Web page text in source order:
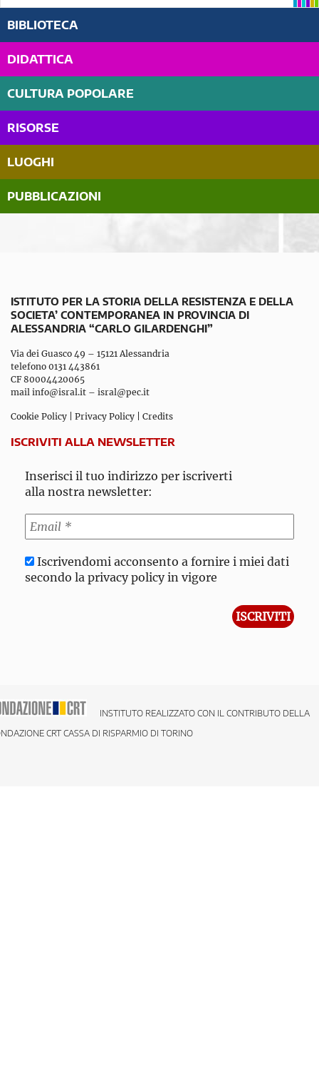
BIBLIOTECA
DIDATTICA
CULTURA POPOLARE
RISORSE
LUOGHI
PUBBLICAZIONI
ISTITUTO PER LA STORIA DELLA RESISTENZA E DELLA
SOCIETA’ CONTEMPORANEA IN PROVINCIA DI
ALESSANDRIA “CARLO GILARDENGHI”
Via dei Guasco 49 – 15121 Alessandria
telefono 0131 443861
CF 80004420065
mail info@isral.it – isral@pec.it
Cookie Policy Privacy Policy Credits
ISCRIVITI ALLA NEWSLETTER
Inserisci il tuo indirizzo per iscriverti
alla nostra newsletter:
Iscrivendomi acconsento a fornire i miei dati
secondo la privacy policy in vigore
INSTITUTO REALIZZATO CON IL CONTRIBUTO DELLA
CRT CASSA DI RISPARMIO DI TORINO